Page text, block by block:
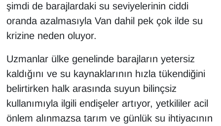
şimdi de barajlardaki su seviyelerinin ciddi
oranda azalmasıyla Van dahil pek çok ilde su
krizine neden oluyor.
Uzmanlar ülke genelinde barajların yetersiz
kaldığını ve su kaynaklarının hızla tükendiğini
belirtirken halk arasında suyun bilinçsiz
kullanımıyla ilgili endişeler artıyor, yetkililer acil
önlem alınmazsa tarım ve günlük su ihtiyacının
MAGAZİN
MEDYA
ONE EKONOMİ
POLİTİKA
Resmi İlanlar